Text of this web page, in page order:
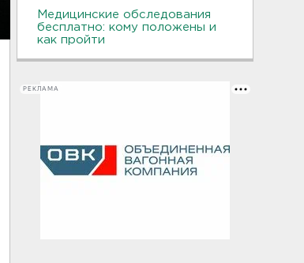
Медицинские обследования
бесплатно: кому положены и
как пройти
РЕКЛАМА